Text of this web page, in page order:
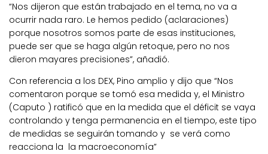
“Nos dijeron que están trabajado en el tema, no va a
ocurrir nada raro. Le hemos pedido (aclaraciones)
porque nosotros somos parte de esas instituciones,
puede ser que se haga algún retoque, pero no nos
dieron mayares precisiones”, añadió.
Con referencia a los DEX, Pino amplio y dijo que “Nos
comentaron porque se tomó esa medida y, el Ministro
(Caputo ) ratificó que en la medida que el déficit se vaya
controlando y tenga permanencia en el tiempo, este tipo
de medidas se seguirán tomando y se verá como
reacciona la la macroeconomía”